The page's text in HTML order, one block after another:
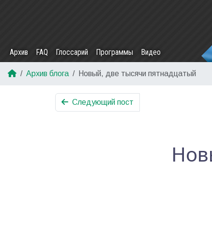
Архив FAQ Глоссарий Программы Видео
Архив блога Новый, две тысячи пятнадцатый
Следующий пост